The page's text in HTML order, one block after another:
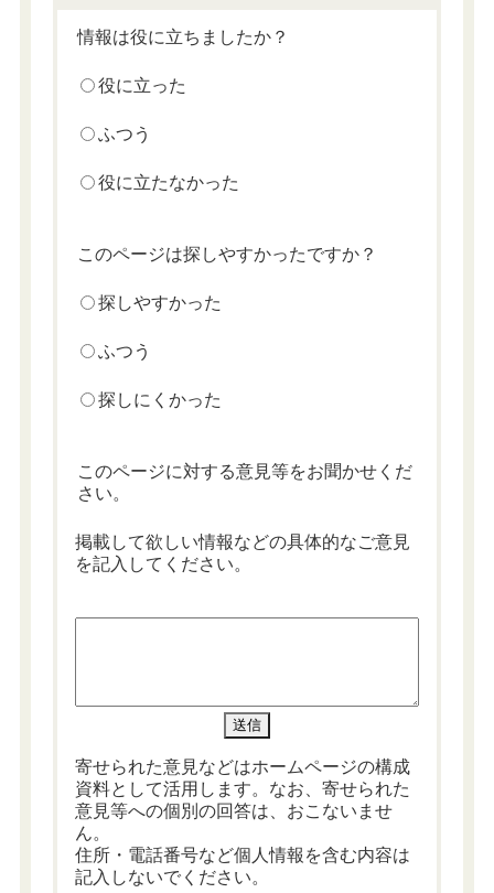
情報は役に立ちましたか？
役に立った
ふつう
役に立たなかった
このページは探しやすかったですか？
探しやすかった
ふつう
探しにくかった
このページに対する意見等をお聞かせくだ
さい。
掲載して欲しい情報などの具体的なご意見
を記入してください。
寄せられた意見などはホームページの構成
資料として活用します。なお、寄せられた
意見等への個別の回答は、おこないませ
ん。
住所・電話番号など個人情報を含む内容は
記入しないでください。